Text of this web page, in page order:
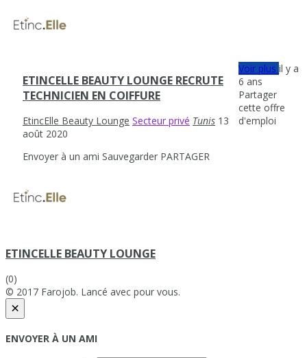
ETINCELLE BEAUTY LOUNGE RECRUTE
TECHNICIEN EN COIFFURE
EtincElle Beauty Lounge Secteur privé Tunis 13
août 2020
Envoyer à un ami Sauvegarder PARTAGER
Voir plusil y a
6 ans
Partager
cette offre
d'emploi
ETINCELLE BEAUTY LOUNGE
(0)
© 2017 Farojob. Lancé avec pour vous.
×
ENVOYER À UN AMI